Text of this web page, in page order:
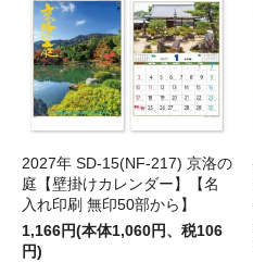
2027年 SD-15(NF-217) 京洛の
庭【壁掛けカレンダー】【名
入れ印刷 無印50部から】
1,166円(本体1,060円、税106
円)